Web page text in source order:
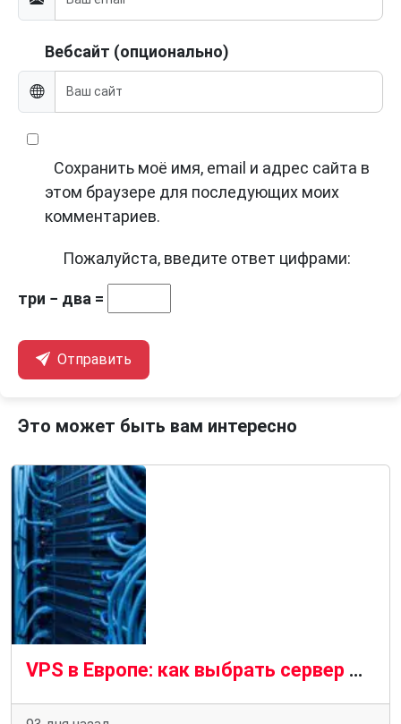
Вебсайт (опционально)
Сохранить моё имя, email и адрес сайта в
этом браузере для последующих моих
комментариев.
Пожалуйста, введите ответ цифрами:
три − два =
Отправить
Это может быть вам интересно
VPS в Европе: как выбрать сервер для сайта, бота или приложения